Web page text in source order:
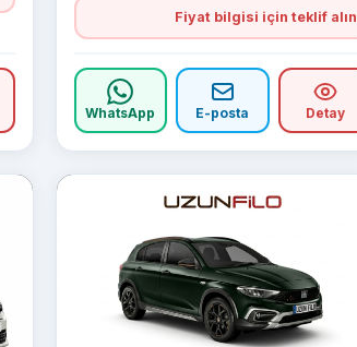
Fiyat bilgisi için teklif alın
WhatsApp E-posta Detay